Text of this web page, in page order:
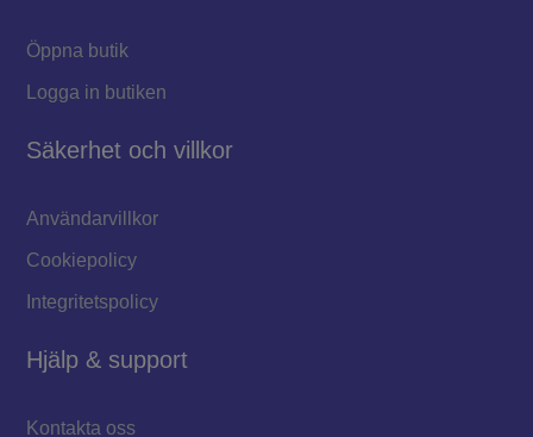
Öppna butik
Logga in butiken
Säkerhet och villkor
Användarvillkor
Cookiepolicy
Integritetspolicy
Hjälp & support
Kontakta oss